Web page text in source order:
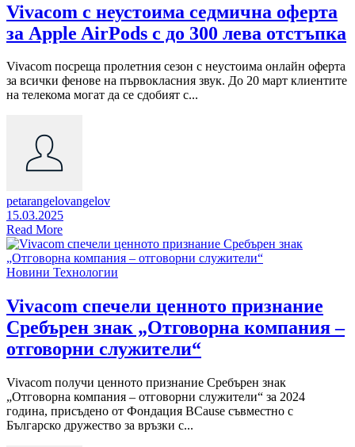
Vivacom с неустоима седмична оферта
за Apple AirPods с до 300 лева отстъпка
Vivacom посреща пролетния сезон с неустоима онлайн оферта
за всички фенове на първокласния звук. До 20 март клиентите
на телекома могат да се сдобият с...
petarangelovangelov
15.03.2025
Read More
Новини Технологии
Vivacom спечели ценното признание
Сребърен знак „Отговорна компания –
отговорни служители“
Vivacom получи ценното признание Сребърен знак
„Отговорна компания – отговорни служители“ за 2024
година, присъдено от Фондация BCause съвместно с
Българско дружество за връзки с...